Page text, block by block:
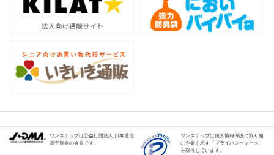
ワンステップは公益社団法人 日本通信
販売協会の会員です。
ワンステップは個人情報保護に取り組
む企業を示す「プライバシーマーク」
を取得しています。